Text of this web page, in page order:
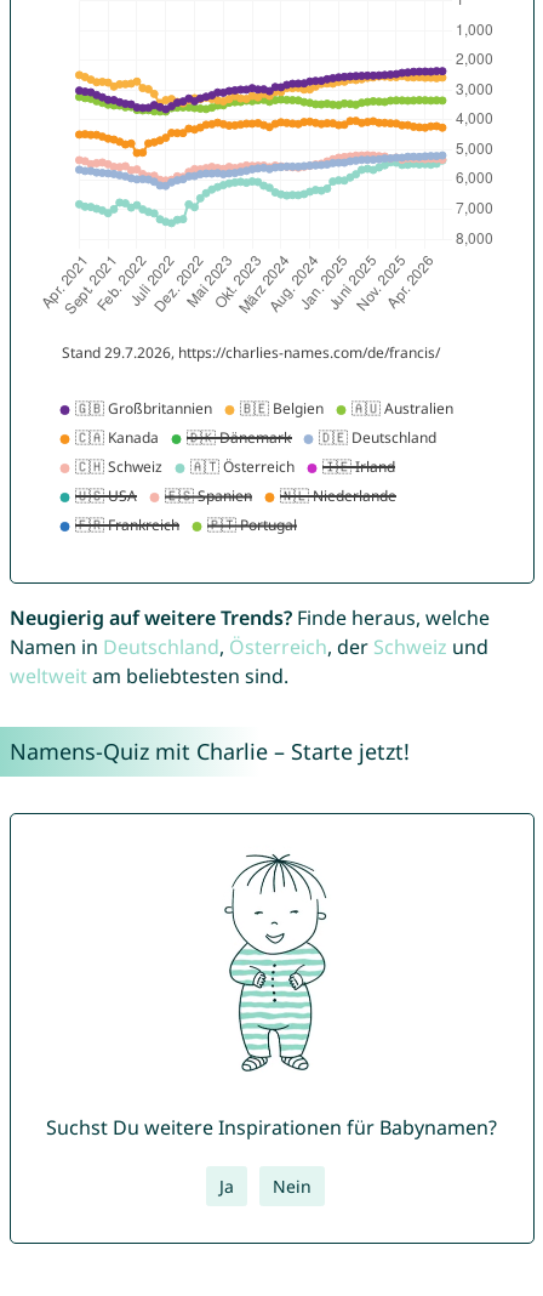
Neugierig auf weitere Trends?Finde heraus, welche
Namen in Deutschland, Österreich, der Schweiz und
weltweitam beliebtesten sind.
Namens-Quiz mit Charlie – Starte jetzt!
Suchst Du weitere Inspirationen für Babynamen?
Ja Nein